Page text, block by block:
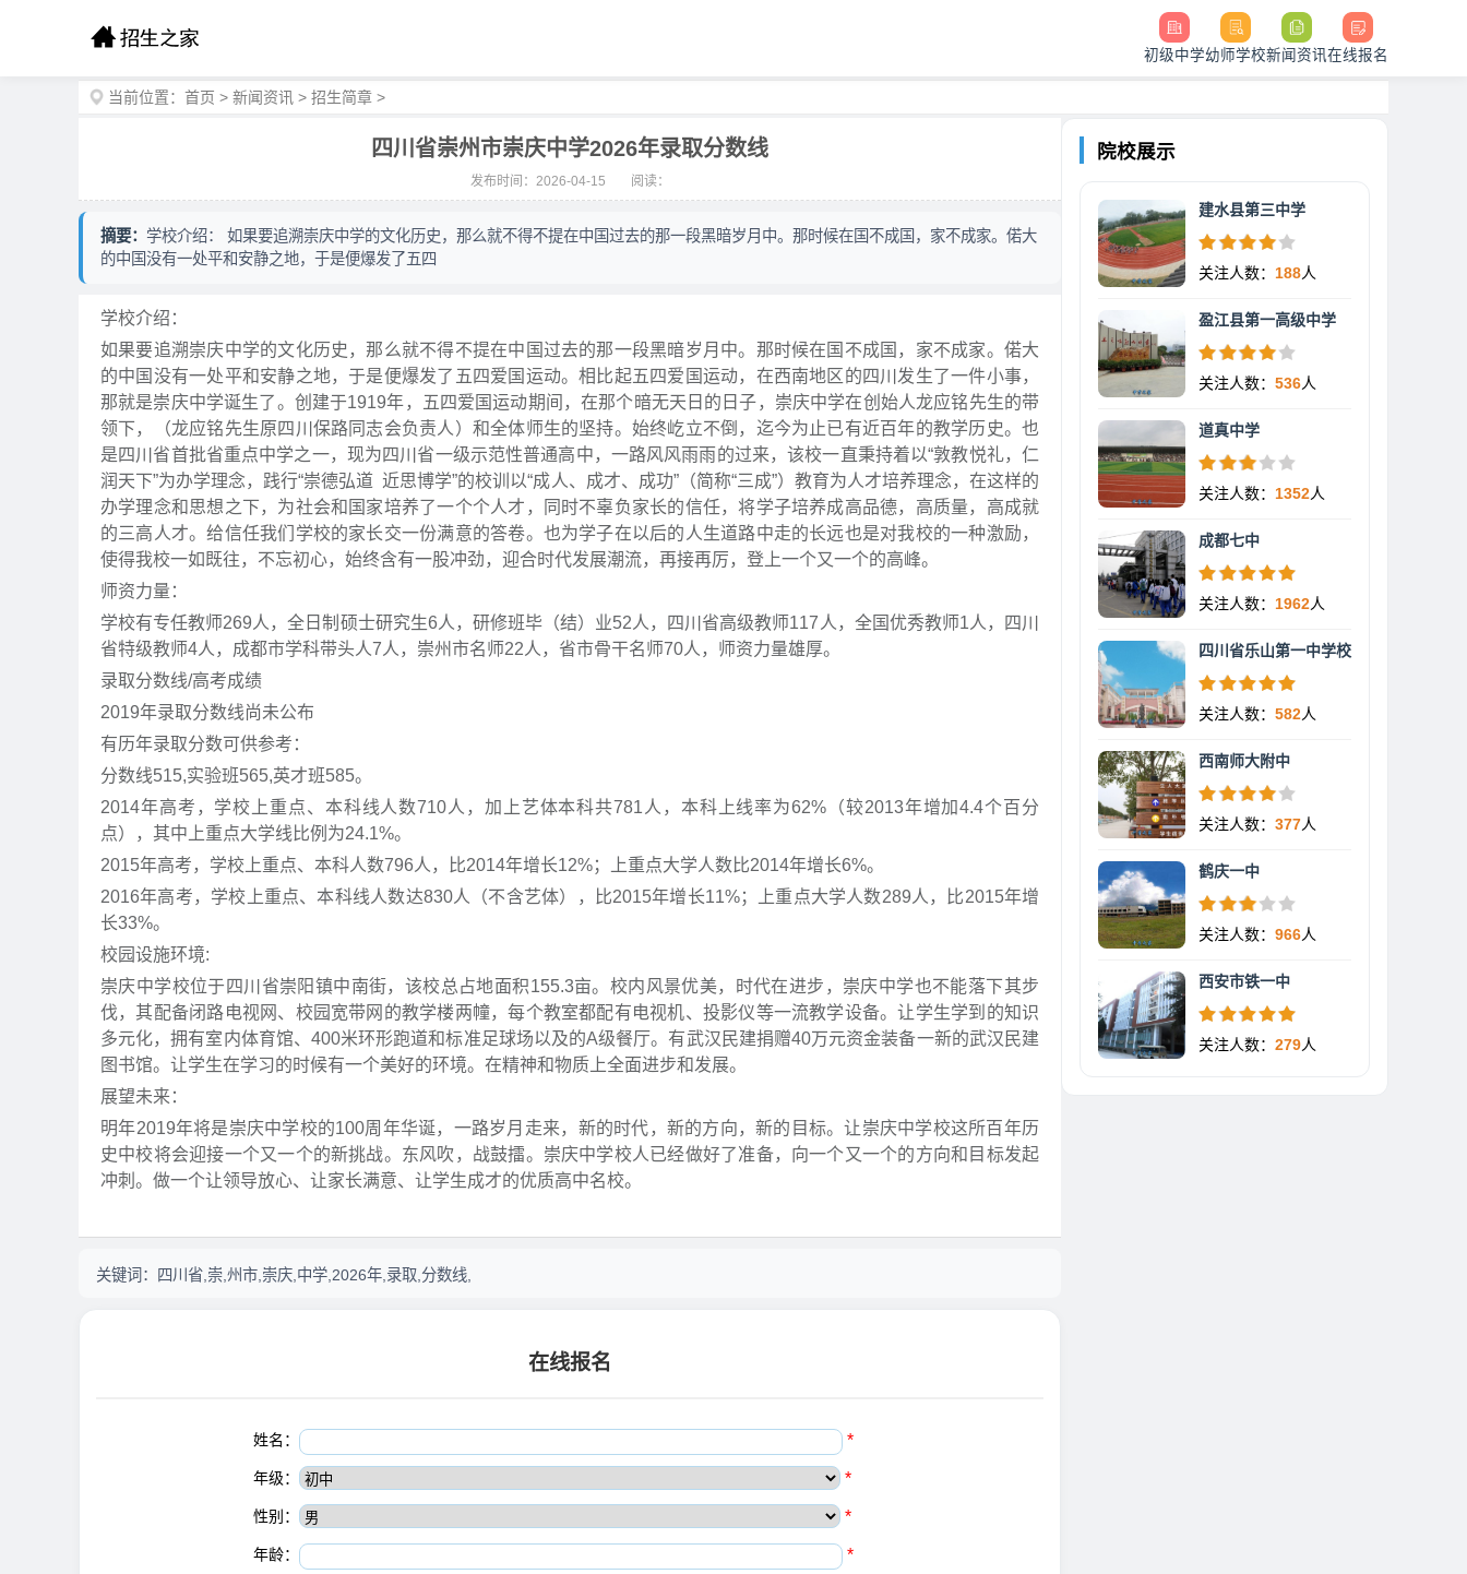
初级中学幼师学校新闻资讯在线报名
当前位置： 首页 > 新闻资讯 > 招生简章 >
四川省崇州市崇庆中学2026年录取分数线
发布时间：2026-04-15 阅读：
摘要： 学校介绍： 如果要追溯崇庆中学的文化历史，那么就不得不提在中国过去的那一段黑暗岁月中。那时候在国不成国，家不成家。偌大
的中国没有一处平和安静之地，于是便爆发了五四
学校介绍：
如果要追溯崇庆中学的文化历史，那么就不得不提在中国过去的那一段黑暗岁月中。那时候在国不成国，家不成家。偌大
的中国没有一处平和安静之地，于是便爆发了五四爱国运动。相比起五四爱国运动，在西南地区的四川发生了一件小事，
那就是崇庆中学诞生了。创建于1919年，五四爱国运动期间，在那个暗无天日的日子，崇庆中学在创始人龙应铭先生的带
领下，（龙应铭先生原四川保路同志会负责人）和全体师生的坚持。始终屹立不倒，迄今为止已有近百年的教学历史。也
是四川省首批省重点中学之一，现为四川省一级示范性普通高中，一路风风雨雨的过来，该校一直秉持着以“敦教悦礼，仁
润天下”为办学理念，践行“崇德弘道 近思博学”的校训以“成人、成才、成功”（简称“三成”）教育为人才培养理念，在这样的
办学理念和思想之下，为社会和国家培养了一个个人才，同时不辜负家长的信任，将学子培养成高品德，高质量，高成就
的三高人才。给信任我们学校的家长交一份满意的答卷。也为学子在以后的人生道路中走的长远也是对我校的一种激励，
使得我校一如既往，不忘初心，始终含有一股冲劲，迎合时代发展潮流，再接再厉，登上一个又一个的高峰。
师资力量：
学校有专任教师269人，全日制硕士研究生6人，研修班毕（结）业52人，四川省高级教师117人，全国优秀教师1人，四川
省特级教师4人，成都市学科带头人7人，崇州市名师22人，省市骨干名师70人，师资力量雄厚。
录取分数线/高考成绩
2019年录取分数线尚未公布
有历年录取分数可供参考：
分数线515,实验班565,英才班585。
2014年高考，学校上重点、本科线人数710人，加上艺体本科共781人，本科上线率为62%（较2013年增加4.4个百分
点），其中上重点大学线比例为24.1%。
2015年高考，学校上重点、本科人数796人，比2014年增长12%；上重点大学人数比2014年增长6%。
2016年高考，学校上重点、本科线人数达830人（不含艺体），比2015年增长11%；上重点大学人数289人，比2015年增
长33%。
校园设施环境:
崇庆中学校位于四川省崇阳镇中南街，该校总占地面积155.3亩。校内风景优美，时代在进步，崇庆中学也不能落下其步
伐，其配备闭路电视网、校园宽带网的教学楼两幢，每个教室都配有电视机、投影仪等一流教学设备。让学生学到的知识
多元化，拥有室内体育馆、400米环形跑道和标准足球场以及的A级餐厅。有武汉民建捐赠40万元资金装备一新的武汉民建
图书馆。让学生在学习的时候有一个美好的环境。在精神和物质上全面进步和发展。
展望未来：
明年2019年将是崇庆中学校的100周年华诞，一路岁月走来，新的时代，新的方向，新的目标。让崇庆中学校这所百年历
史中校将会迎接一个又一个的新挑战。东风吹，战鼓擂。崇庆中学校人已经做好了准备，向一个又一个的方向和目标发起
冲刺。做一个让领导放心、让家长满意、让学生成才的优质高中名校。
关键词： 四川省,崇,州市,崇庆,中学,2026年,录取,分数线,
在线报名
姓名： *
年级： *
性别： *
年龄： *
院校展示
建水县第三中学
关注人数： 188人
盈江县第一高级中学
关注人数： 536人
道真中学
关注人数： 1352人
成都七中
关注人数： 1962人
四川省乐山第一中学校
关注人数： 582人
西南师大附中
关注人数： 377人
鹤庆一中
关注人数： 966人
西安市铁一中
关注人数： 279人